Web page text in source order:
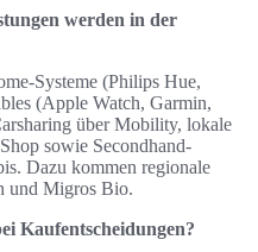
werden in der
Systeme (Philips Hue,
(Apple Watch, Garmin,
über Mobility, lokale
sowie Secondhand-
Dazu kommen regionale
und Migros Bio.
Kaufentscheidungen?